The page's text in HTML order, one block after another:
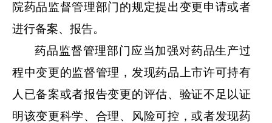
院药品监督管理部门的规定提出变更申请或者
进行备案、报告。
药品监督管理部门应当加强对药品生产过
程中变更的监督管理，发现药品上市许可持有
人已备案或者报告变更的评估、验证不足以证
明该变更科学、合理、风险可控，或者发现药